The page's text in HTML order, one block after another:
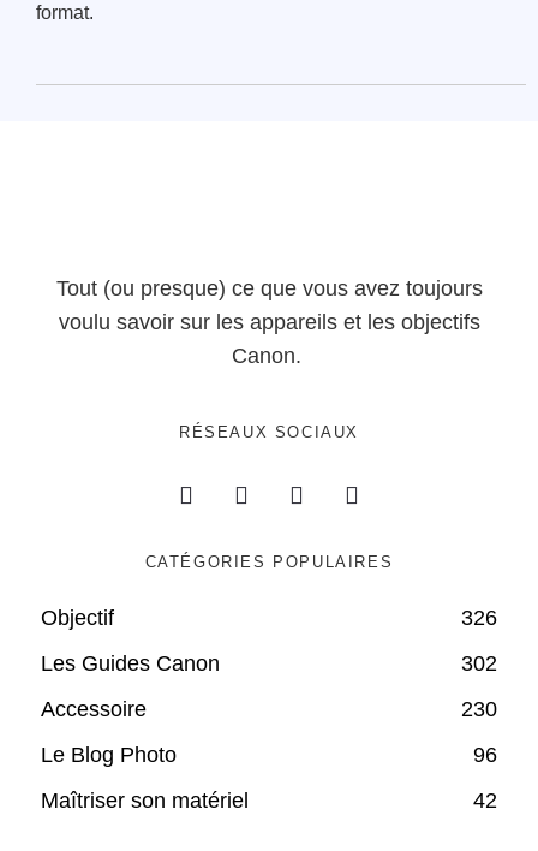
format.
Tout (ou presque) ce que vous avez toujours
voulu savoir sur les appareils et les objectifs
Canon.
RÉSEAUX SOCIAUX
CATÉGORIES POPULAIRES
Objectif
326
Les Guides Canon
302
Accessoire
230
Le Blog Photo
96
Maîtriser son matériel
42